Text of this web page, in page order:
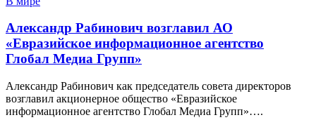
Александр Рабинович возглавил АО
«Евразийское информационное агентство
Глобал Медиа Групп»
Александр Рабинович как председатель совета директоров
возглавил акционерное общество «Евразийское
информационное агентство Глобал Медиа Групп»….